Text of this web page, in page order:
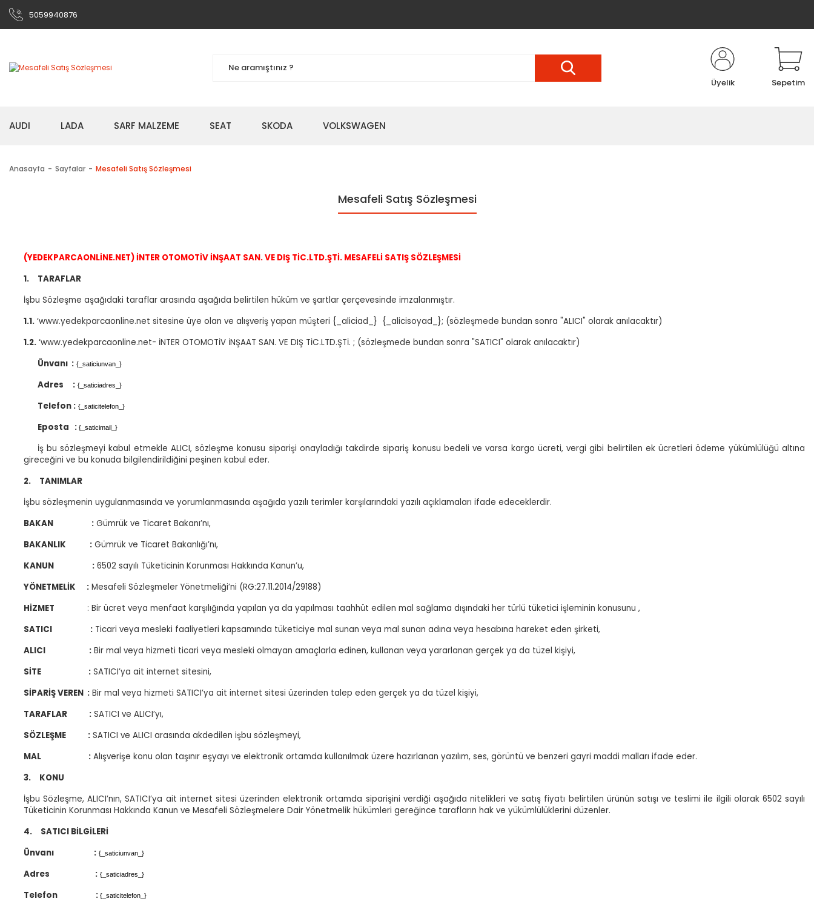
5059940876
Üyelik Sepetim
AUDI LADA SARF MALZEME SEAT SKODA VOLKSWAGEN
Anasayfa Sayfalar Mesafeli Satış Sözleşmesi
Mesafeli Satış Sözleşmesi
(YEDEKPARCAONLİNE.NET) İNTER OTOMOTİV İNŞAAT SAN. VE DIŞ TİC.LTD.ŞTİ. MESAFELİ SATIŞ SÖZLEŞMESİ
1.
TARAFLAR
İşbu Sözleşme aşağıdaki taraflar arasında aşağıda belirtilen hüküm ve şartlar çerçevesinde imzalanmıştır.
1.1. ‘www.yedekparcaonline.net sitesine üye olan ve alışveriş yapan müşteri {_aliciad_} {_alicisoyad_}; (sözleşmede bundan sonra "ALICI" olarak anılacaktır)
1.2. ‘www.yedekparcaonline.net- İNTER OTOMOTİV İNŞAAT SAN. VE DIŞ TİC.LTD.ŞTİ. ; (sözleşmede bundan sonra "SATICI" olarak anılacaktır)
Ünvanı : {_saticiunvan_}
Adres : {_saticiadres_}
Telefon : {_saticitelefon_}
Eposta : {_saticimail_}
İş bu sözleşmeyi kabul etmekle ALICI, sözleşme konusu siparişi onayladığı takdirde sipariş konusu bedeli ve varsa kargo ücreti, vergi gibi belirtilen ek ücretleri ödeme yükümlülüğü altına
gireceğini ve bu konuda bilgilendirildiğini peşinen kabul eder.
2.
TANIMLAR
İşbu sözleşmenin uygulanmasında ve yorumlanmasında aşağıda yazılı terimler karşılarındaki yazılı açıklamaları ifade edeceklerdir.
BAKAN
: Gümrük ve Ticaret Bakanı’nı,
BAKANLIK
: Gümrük ve Ticaret Bakanlığı’nı,
KANUN
: 6502 sayılı Tüketicinin Korunması Hakkında Kanun’u,
YÖNETMELİK
: Mesafeli Sözleşmeler Yönetmeliği’ni (RG:27.11.2014/29188)
HİZMET
: Bir ücret veya menfaat karşılığında yapılan ya da yapılması taahhüt edilen mal sağlama dışındaki her türlü tüketici işleminin konusunu ,
SATICI
: Ticari veya mesleki faaliyetleri kapsamında tüketiciye mal sunan veya mal sunan adına veya hesabına hareket eden şirketi,
ALICI
: Bir mal veya hizmeti ticari veya mesleki olmayan amaçlarla edinen, kullanan veya yararlanan gerçek ya da tüzel kişiyi,
SİTE
: SATICI’ya ait internet sitesini,
SİPARİŞ VEREN : Bir mal veya hizmeti SATICI’ya ait internet sitesi üzerinden talep eden gerçek ya da tüzel kişiyi,
TARAFLAR
: SATICI ve ALICI’yı,
SÖZLEŞME
: SATICI ve ALICI arasında akdedilen işbu sözleşmeyi,
MAL
: Alışverişe konu olan taşınır eşyayı ve elektronik ortamda kullanılmak üzere hazırlanan yazılım, ses, görüntü ve benzeri gayri maddi malları ifade eder.
3.
KONU
İşbu Sözleşme, ALICI’nın, SATICI’ya ait internet sitesi üzerinden elektronik ortamda siparişini verdiği aşağıda nitelikleri ve satış fiyatı belirtilen ürünün satışı ve teslimi ile ilgili olarak 6502 sayılı
Tüketicinin Korunması Hakkında Kanun ve Mesafeli Sözleşmelere Dair Yönetmelik hükümleri gereğince tarafların hak ve yükümlülüklerini düzenler.
4.
SATICI BİLGİLERİ
Ünvanı
: {_saticiunvan_}
Adres : {_saticiadres_}
Telefon : {_saticitelefon_}